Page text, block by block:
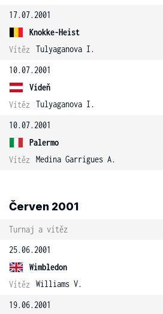
17.07.2001
Knokke-Heist
Vítěz
Tulyaganova I.
10.07.2001
Vídeň
Vítěz
Tulyaganova I.
10.07.2001
Palermo
Vítěz
Medina Garrigues A.
Červen 2001
Turnaj a vítěz
25.06.2001
Wimbledon
Vítěz
Williams V.
19.06.2001